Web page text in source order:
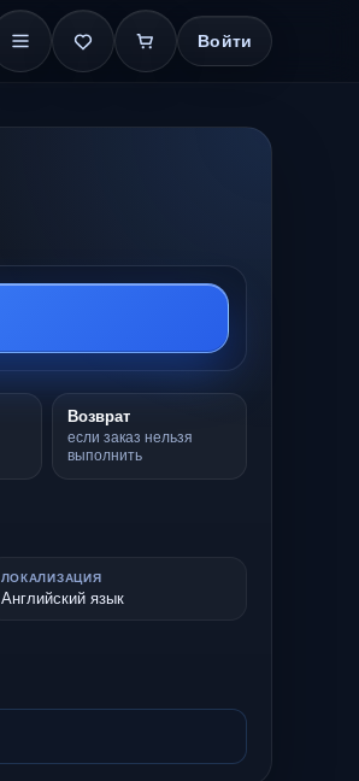
Войти
Возврат
если заказ нельзя
выполнить
ЛОКАЛИЗАЦИЯ
Английский язык